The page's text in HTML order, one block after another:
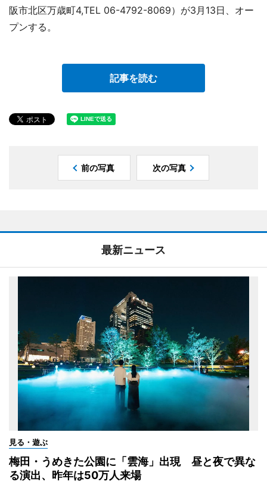
阪市北区万歳町4,TEL 06-4792-8069）が3月13日、オー
プンする。
記事を読む
前の写真 次の写真
最新ニュース
見る・遊ぶ
梅田・うめきた公園に「雲海」出現 昼と夜で異な
る演出、昨年は50万人来場